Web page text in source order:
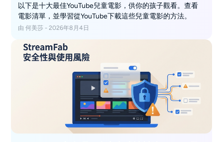
以下是十大最佳YouTube兒童電影，供你的孩子觀看。查看
電影清單，並學習從YouTube下載這些兒童電影的方法。
由 何美莎 - 2026年8月4日